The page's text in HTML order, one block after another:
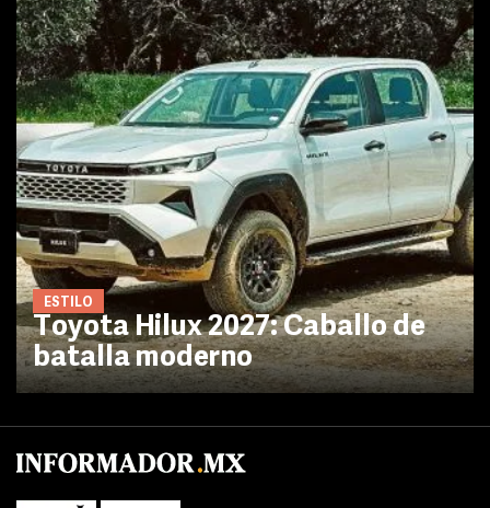
ESTILO
Toyota Hilux 2027: Caballo de
batalla moderno